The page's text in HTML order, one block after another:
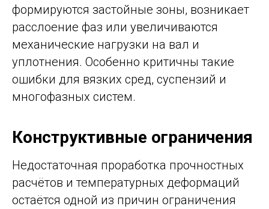
формируются застойные зоны, возникает
расслоение фаз или увеличиваются
механические нагрузки на вал и
уплотнения. Особенно критичны такие
ошибки для вязких сред, суспензий и
многофазных систем.
Конструктивные ограничения
Недостаточная проработка прочностных
расчётов и температурных деформаций
остаётся одной из причин ограничения